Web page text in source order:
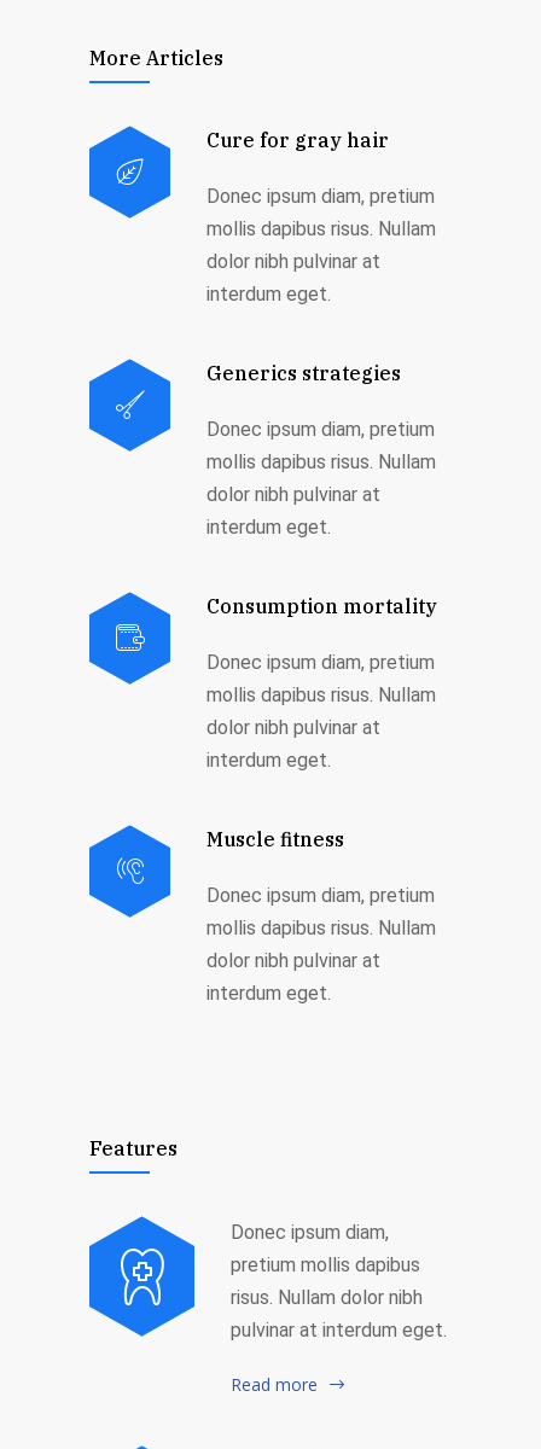
More Articles
Cure for gray hair
Donec ipsum diam, pretium
mollis dapibus risus. Nullam
dolor nibh pulvinar at
interdum eget.
Generics strategies
Donec ipsum diam, pretium
mollis dapibus risus. Nullam
dolor nibh pulvinar at
interdum eget.
Consumption mortality
Donec ipsum diam, pretium
mollis dapibus risus. Nullam
dolor nibh pulvinar at
interdum eget.
Muscle fitness
Donec ipsum diam, pretium
mollis dapibus risus. Nullam
dolor nibh pulvinar at
interdum eget.
Features
Donec ipsum diam,
pretium mollis dapibus
risus. Nullam dolor nibh
pulvinar at interdum eget.
Read more